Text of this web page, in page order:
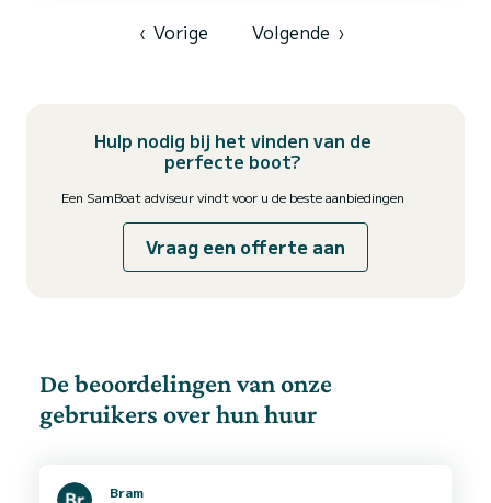
BADKAMERS Aan de voorkant van de zeilboot is een ruime
‹ Vorige Volgende ›
Hulp nodig bij het vinden van de
perfecte boot?
Een SamBoat adviseur vindt voor u de beste aanbiedingen
Vraag een offerte aan
De beoordelingen van onze
gebruikers over hun huur
Bram